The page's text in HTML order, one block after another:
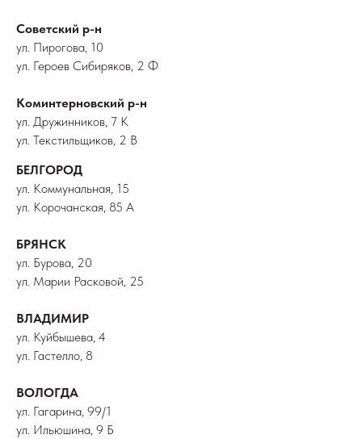
Советский р-н
ул. Пирогова, 10
ул. Героев Сибиряков, 2 Ф
Коминтерновский р-н
ул. Дружинников, 7 К
ул. Текстильщиков, 2 В
БЕЛГОРОД
ул. Коммунальная, 15
ул. Корочанская, 85 А
БРЯНСК
ул. Бурова, 20
ул. Марии Расковой, 25
ВЛАДИМИР
ул. Куйбышева, 4
ул. Гастелло, 8
ВОЛОГДА
ул. Гагарина, 99/1
ул. Ильюшина, 9 Б